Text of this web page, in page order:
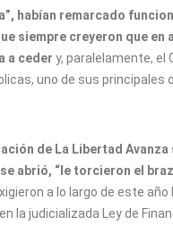
habían remarcado
siempre creyeron que en
a cedery, paralelamente, el
uno de sus principales
de La Libertad Avanza
abrió, “le torcieron el
a lo largo de este
la judicializada Ley de